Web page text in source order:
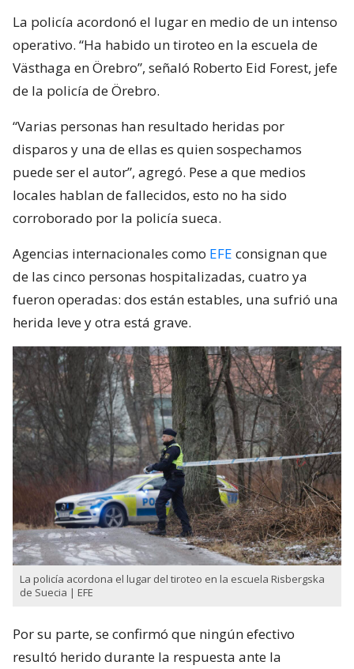
La policía acordonó el lugar en medio de un intenso
operativo. “Ha habido un tiroteo en la escuela de
Västhaga en Örebro”, señaló Roberto Eid Forest, jefe
de la policía de Örebro.
“Varias personas han resultado heridas por
disparos y una de ellas es quien sospechamos
puede ser el autor”, agregó. Pese a que medios
locales hablan de fallecidos, esto no ha sido
corroborado por la policía sueca.
Agencias internacionales como EFE consignan que
de las cinco personas hospitalizadas, cuatro ya
fueron operadas: dos están estables, una sufrió una
herida leve y otra está grave.
La policía acordona el lugar del tiroteo en la escuela Risbergska
de Suecia | EFE
Por su parte, se confirmó que ningún efectivo
resultó herido durante la respuesta ante la